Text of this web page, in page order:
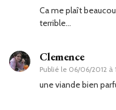
Ca me plaît
terrible…
Clemence
Publié le 06/06/2012 à
une viande bien